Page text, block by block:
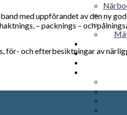
med uppförandet av den ny
– packnings – och
för- och efterbesiktningar av